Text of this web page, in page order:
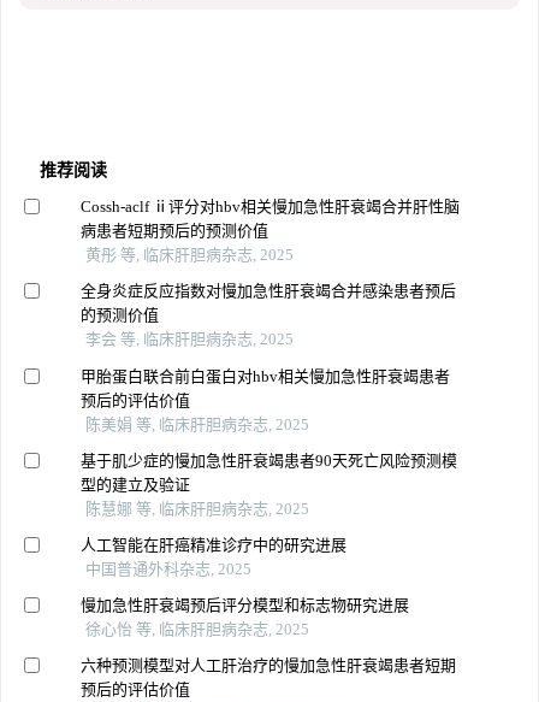
推荐阅读
Cossh-aclf ⅱ评分对hbv相关慢加急性肝衰竭合并肝性脑
病患者短期预后的预测价值
黄彤 等, 临床肝胆病杂志, 2025
全身炎症反应指数对慢加急性肝衰竭合并感染患者预后
的预测价值
李会 等, 临床肝胆病杂志, 2025
甲胎蛋白联合前白蛋白对hbv相关慢加急性肝衰竭患者
预后的评估价值
陈美娟 等, 临床肝胆病杂志, 2025
基于肌少症的慢加急性肝衰竭患者90天死亡风险预测模
型的建立及验证
陈慧娜 等, 临床肝胆病杂志, 2025
人工智能在肝癌精准诊疗中的研究进展
中国普通外科杂志, 2025
慢加急性肝衰竭预后评分模型和标志物研究进展
徐心怡 等, 临床肝胆病杂志, 2025
六种预测模型对人工肝治疗的慢加急性肝衰竭患者短期
预后的评估价值